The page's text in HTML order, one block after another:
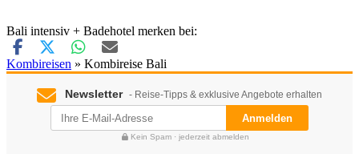
Bali intensiv + Badehotel merken bei:
Kombireisen » Kombireise Bali
Newsletter - Reise-Tipps & exklusive Angebote erhalten
Anmelden
Kein Spam · jederzeit abmelden